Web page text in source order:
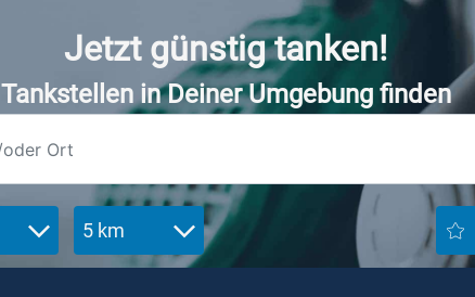
Jetzt günstig tanken!
Tankstellen in Deiner Umgebung finden
5 km